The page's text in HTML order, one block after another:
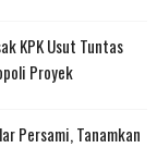
KPK Usut Tuntas
Proyek
Persami, Tanamkan